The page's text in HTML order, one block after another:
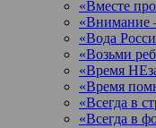
«Вместе
«Внимание
«Вода
«Возьми
«Время
«Время
«Всегда в
«Всегда в